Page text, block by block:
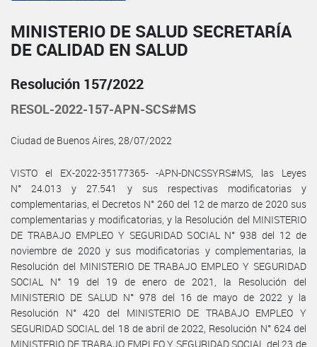
MINISTERIO DE SALUD SECRETARÍA
DE CALIDAD EN SALUD
Resolución 157/2022
RESOL-2022-157-APN-SCS#MS
Ciudad de Buenos Aires, 28/07/2022
VISTO el EX-2022-35177365- -APN-DNCSSYRS#MS, las Leyes
N° 24.013 y 27.541 y sus respectivas modificatorias y
complementarias, el Decretos N° 260 del 12 de marzo de 2020 sus
complementarias y modificatorias, y la Resolución del MINISTERIO
DE TRABAJO EMPLEO Y SEGURIDAD SOCIAL N° 938 del 12 de
noviembre de 2020 y sus modificatorias y complementarias, la
Resolución del MINISTERIO DE TRABAJO EMPLEO Y SEGURIDAD
SOCIAL N° 19 del 19 de enero de 2021, la Resolución del
MINISTERIO DE SALUD N° 978 del 16 de mayo de 2022 y la
Resolución N° 420 del MINISTERIO DE TRABAJO EMPLEO Y
SEGURIDAD SOCIAL del 18 de abril de 2022, Resolución N° 624 del
MINISTERIO DE TRABAJO EMPLEO Y SEGURIDAD SOCIAL del 23 de